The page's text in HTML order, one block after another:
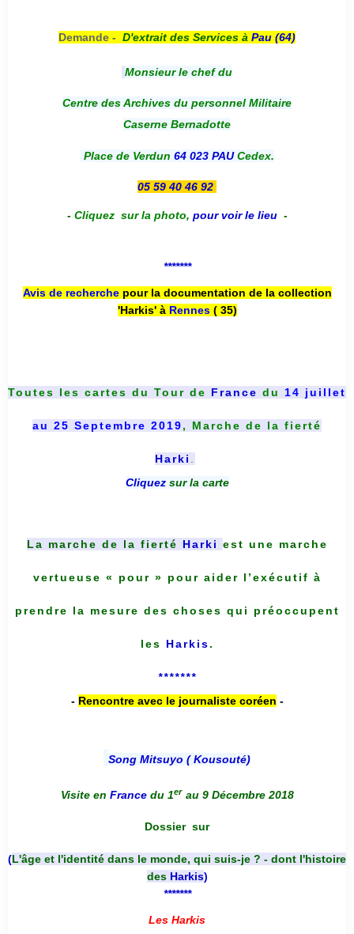
Demande - D'extrait des Services à Pau (64)
Monsieur le chef du
Centre des Archives du personnel Militaire
Caserne Bernadotte
Place de Verdun 64 023 PAUCedex.
05 59 40 46 92
- Cliquez sur la photo, pour voir le lieu -
*******
Avis de recherche pour la documentation de la collection
'Harkis' à Rennes( 35)
Toutes les cartes du Tour de France du 14 juillet
au 25 Septembre 2019, Marche de la fierté
Harki .
Cliquez sur la carte
La marche de la fierté Harki est une marche
vertueuse « pour » pour aider l’exécutif à
prendre la mesure des choses qui préoccupent
les Harkis.
*******
- Rencontre avec le journaliste coréen -
Song Mitsuyo ( Kousouté)
Visite en France du 1er au 9 Décembre 2018
Dossier sur
(L'âge et l'identité dans le monde, qui suis-je ? - dont l'histoire
des Harkis)
*******
Les Harkis